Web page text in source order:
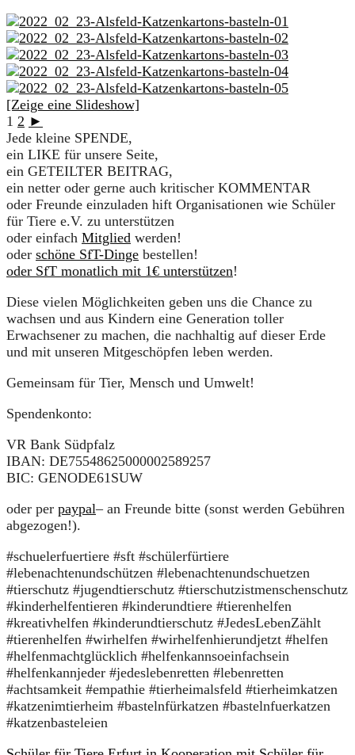
[Zeige eine Slideshow]
1 2 ►
Jede kleine SPENDE,
ein LIKE für unsere Seite,
ein GETEILTER BEITRAG,
ein netter oder gerne auch kritischer KOMMENTAR
oder Freunde einzuladen hift Organisationen wie Schüler
für Tiere e.V. zu unterstützen
oder einfach Mitglied werden!
oder schöne SfT-Dinge bestellen!
oder SfT monatlich mit 1€ unterstützen!
Diese vielen Möglichkeiten geben uns die Chance zu
wachsen und aus Kindern eine Generation toller
Erwachsener zu machen, die nachhaltig auf dieser Erde
und mit unseren Mitgeschöpfen leben werden.
Gemeinsam für Tier, Mensch und Umwelt!
Spendenkonto:
VR Bank Südpfalz
IBAN: DE75548625000002589257
BIC: GENODE61SUW
oder per paypal– an Freunde bitte (sonst werden Gebühren
abgezogen!).
#schuelerfuertiere #sft #schülerfürtiere
#lebenachtenundschützen #lebenachtenundschuetzen
#tierschutz #jugendtierschutz #tierschutzistmenschenschutz
#kinderhelfentieren #kinderundtiere #tierenhelfen
#kreativhelfen #kinderundtierschutz #JedesLebenZählt
#tierenhelfen #wirhelfen #wirhelfenhierundjetzt #helfen
#helfenmachtglücklich #helfenkannsoeinfachsein
#helfenkannjeder #jedeslebenretten #lebenretten
#achtsamkeit #empathie #tierheimalsfeld #tierheimkatzen
#katzenimtierheim #bastelnfürkatzen #bastelnfuerkatzen
#katzenbasteleien